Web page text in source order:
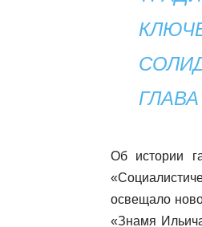
Об истории
освещало
«Знамя